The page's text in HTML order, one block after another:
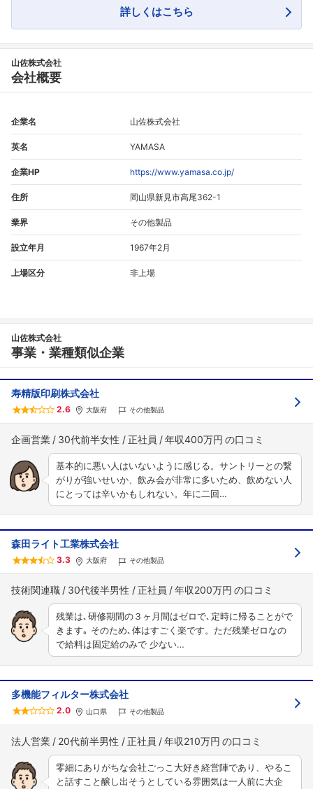
詳しくはこちら
山佐株式会社
会社概要
企業名 山佐株式会社
英名 YAMASA
企業HP https://www.yamasa.co.jp/
住所 岡山県新見市高尾362-1
業界 その他製品
設立年月 1967年2月
上場区分 非上場
山佐株式会社
事業・業種類似企業
寿精版印刷株式会社
2.6 大阪府 その他製品
企画営業 30代前半女性 正社員 年収400万円
基本的に悪い人はいないように感じる。サントリーとの繋
がりが強いせいか、飲み会が非常に多いため、飲めない人
にとっては辛いかもしれない。年に二回…
森田ライト工業株式会社
3.3 大阪府 その他製品
技術関連職 30代後半男性 正社員 年収200万円
残業は､研修期間の３ヶ月間はゼロで､定時に帰ることがで
きます｡ そのため､体はすごく楽です。ただ残業ゼロなの
で給料は固定給のみで 少ない…
多機能フィルター株式会社
2.0 山口県 その他製品
法人営業 20代前半男性 正社員 年収210万円
零細にありがちな会社ごっこ大好き経営陣であり、やるこ
と話すこと醸し出そうとしている雰囲気は一人前に大企